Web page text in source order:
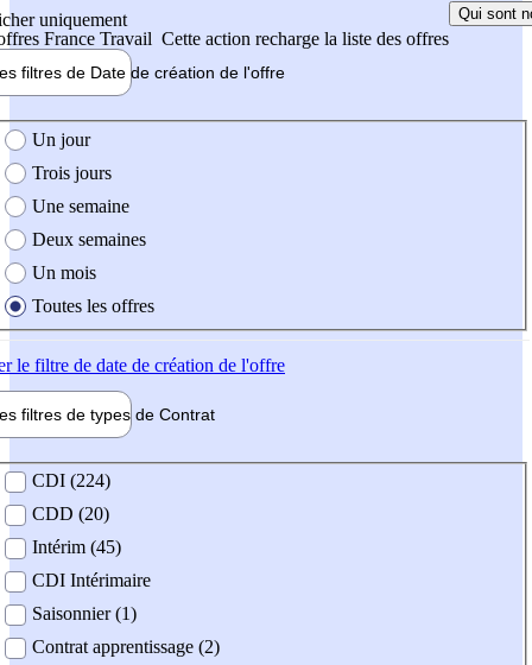
uniquement
France Travail Cette action recharge la liste des offres
Qui sont
filtres de Date de création de l'offre
création de l'offre
Un jour
Trois jours
Une semaine
Deux semaines
Un mois
Toutes les offres
le filtre de date de création de l'offre
filtres de types de Contrat
contrat
CDI (224)
CDD (20)
Intérim (45)
CDI Intérimaire
Saisonnier (1)
Contrat apprentissage (2)